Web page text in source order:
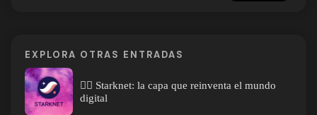
EXPLORA OTRAS ENTRADAS
⛓️‍💥 Starknet: la capa que reinventa el mundo
digital